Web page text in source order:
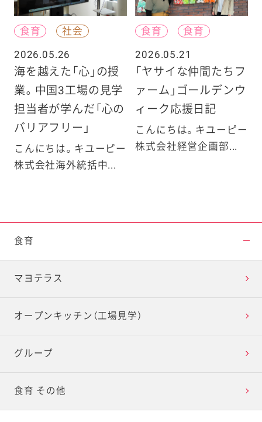
食育
社会
2026.05.26
海を越えた「心」の授
業。中国3工場の見学
担当者が学んだ「心の
バリアフリー」
こんにちは。キユーピー
株式会社海外統括中...
食育
食育
2026.05.21
「ヤサイな仲間たちフ
ァーム」ゴールデンウ
ィーク応援日記
こんにちは。キユーピー
株式会社経営企画部...
食育
マヨテラス
オープンキッチン（工場見学）
グループ
食育 その他